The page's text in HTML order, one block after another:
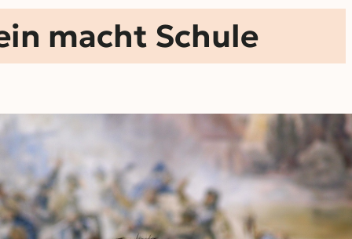
macht Schule